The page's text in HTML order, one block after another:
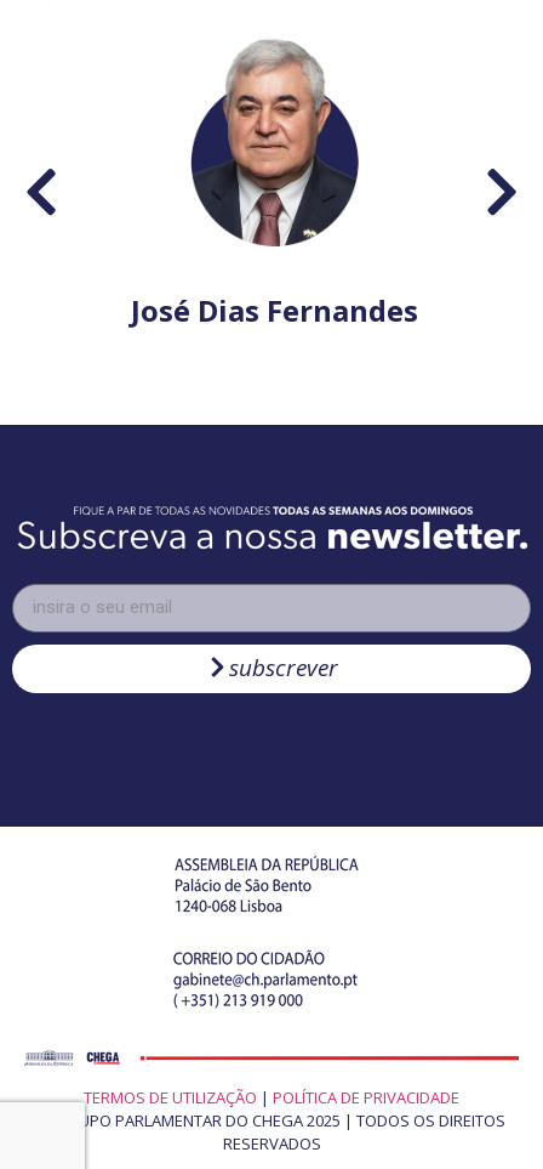
José Dias Fernandes
subscrever
TERMOS DE UTILIZAÇÃO | POLÍTICA DE PRIVACIDADE
© GRUPO PARLAMENTAR DO CHEGA 2025 | TODOS OS DIREITOS
RESERVADOS